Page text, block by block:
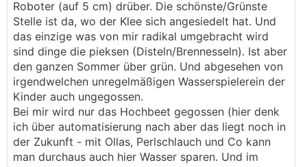
Roboter (auf 5 cm) drüber. Die schönste/Grünste
Stelle ist da, wo der Klee sich angesiedelt hat. Und
das einzige was von mir radikal umgebracht wird
sind dinge die pieksen (Disteln/Brennesseln). Ist aber
den ganzen Sommer über grün. Und abgesehen von
irgendwelchen unregelmäßigen Wasserspielerein der
Kinder auch ungegossen.
Bei mir wird nur das Hochbeet gegossen (hier denk
ich über automatisierung nach aber das liegt noch in
der Zukunft - mit Ollas, Perlschlauch und Co kann
man durchaus auch hier Wasser sparen. Und im